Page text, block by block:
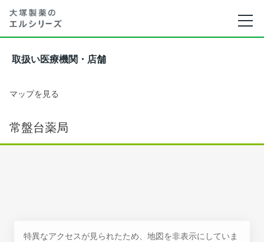
取扱い医療機関・店舗
マップを見る
常盤台薬局
特異なアクセスが見られたため、地図を非表示にしていま